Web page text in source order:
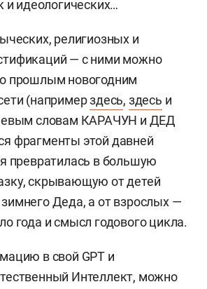
и идеологических…
религиозных и
— с ними можно
прошлым новогодним
(напримерздесь, здесь и
словам КАРАЧУН и ДЕД
фрагменты этой давней
превратилась в большую
скрывающую от детей
Деда, а от взрослых —
года и смысл годового цикла.
в свой GPT и
Интеллект, можно